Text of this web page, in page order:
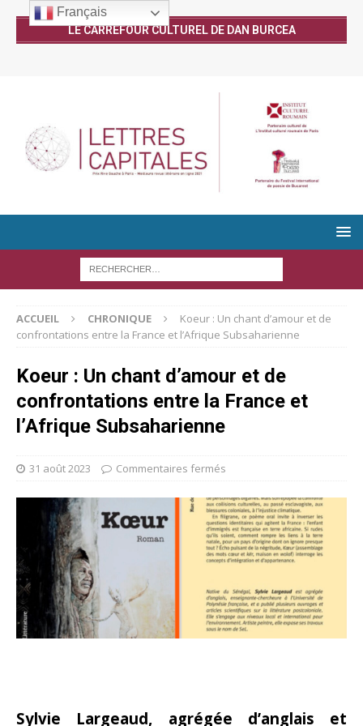
LE CARREFOUR CULTUREL DE DAN BURCEA
ACCUEIL CHRONIQUE
Koeur : Un chant d’amour et de
confrontations entre la France et l’Afrique Subsaharienne
Koeur : Un chant d’amour et de
confrontations entre la France et
l’Afrique Subsaharienne
31 août 2023 Commentaires fermés
Sylvie Largeaud, agrégée d’anglais et
Français